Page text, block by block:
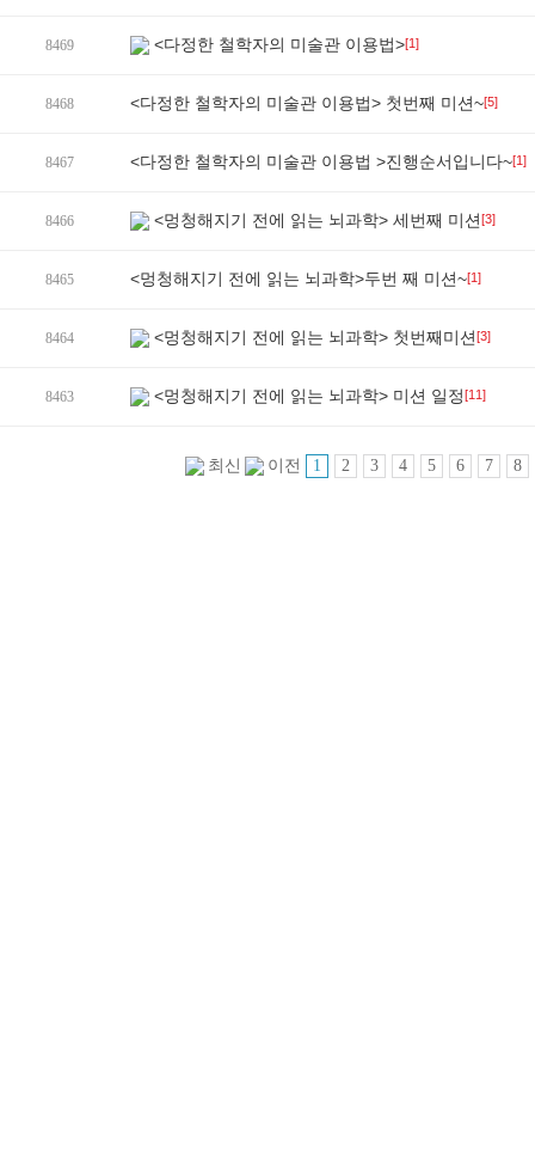
8469 <다정한 철학자의 미술관 이용법>[1]
8468 <다정한 철학자의 미술관 이용법> 첫번째 미션~[5]
8467 <다정한 철학자의 미술관 이용법 >진행순서입니다~[1]
8466 <멍청해지기 전에 읽는 뇌과학> 세번째 미션[3]
8465 <멍청해지기 전에 읽는 뇌과학>두번 째 미션~[1]
8464 <멍청해지기 전에 읽는 뇌과학> 첫번째미션[3]
8463 <멍청해지기 전에 읽는 뇌과학> 미션 일정[11]
최신 이전 1 2 3 4 5 6 7 8